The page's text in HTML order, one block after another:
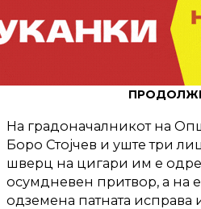
На градоначалникот на
Боро Стојчев и уште три
шверц на цигари им е
осумдневен притвор, а на
одземена патната исправа